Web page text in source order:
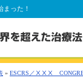
った！
» ESCRS／ⅩⅩⅩ